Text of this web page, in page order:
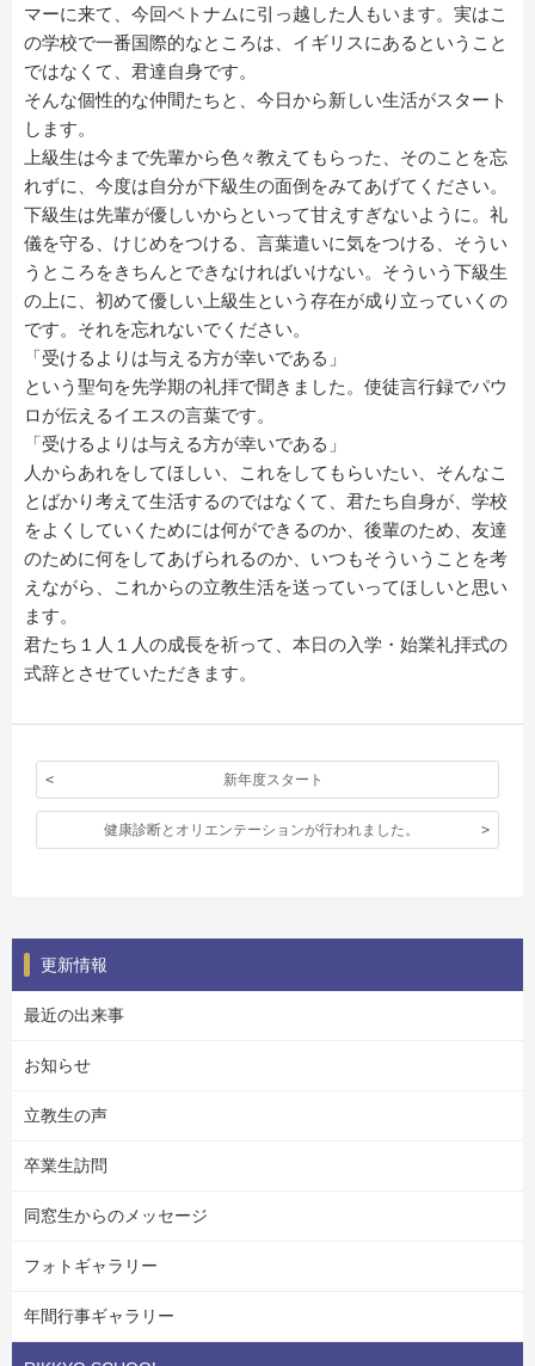
マーに来て、今回ベトナムに引っ越した人もいます。実はこ
の学校で一番国際的なところは、イギリスにあるということ
ではなくて、君達自身です。
そんな個性的な仲間たちと、今日から新しい生活がスタート
します。
上級生は今まで先輩から色々教えてもらった、そのことを忘
れずに、今度は自分が下級生の面倒をみてあげてください。
下級生は先輩が優しいからといって甘えすぎないように。礼
儀を守る、けじめをつける、言葉遣いに気をつける、そうい
うところをきちんとできなければいけない。そういう下級生
の上に、初めて優しい上級生という存在が成り立っていくの
です。それを忘れないでください。
「受けるよりは与える方が幸いである」
という聖句を先学期の礼拝で聞きました。使徒言行録でパウ
ロが伝えるイエスの言葉です。
「受けるよりは与える方が幸いである」
人からあれをしてほしい、これをしてもらいたい、そんなこ
とばかり考えて生活するのではなくて、君たち自身が、学校
をよくしていくためには何ができるのか、後輩のため、友達
のために何をしてあげられるのか、いつもそういうことを考
えながら、これからの立教生活を送っていってほしいと思い
ます。
君たち１人１人の成長を祈って、本日の入学・始業礼拝式の
式辞とさせていただきます。
新年度スタート
健康診断とオリエンテーションが行われました。
更新情報
最近の出来事
お知らせ
立教生の声
卒業生訪問
同窓生からのメッセージ
フォトギャラリー
年間行事ギャラリー